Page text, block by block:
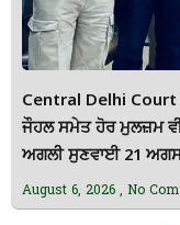
Central Delhi Court
ਜੌਹਲ ਸਮੇਤ ਹੋਰ ਮੁਲਜ਼ਮ
ਅਗਲੀ ਸੁਣਵਾਈ 21
August 6, 2026 No